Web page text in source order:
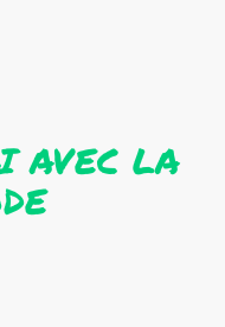
AVEC LA